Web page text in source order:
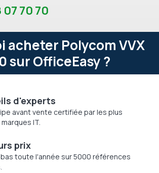
07 70 70
acheter Polycom VVX
sur OfficeEasy ?
d'experts
avant vente certifiée par les plus
IT.
prix
toute l'année sur 5000 références